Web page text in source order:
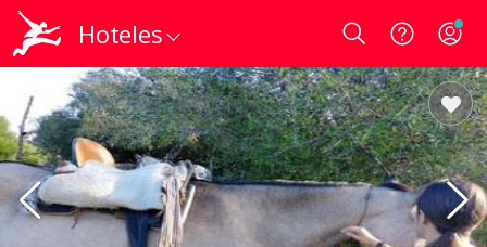
Hoteles Login